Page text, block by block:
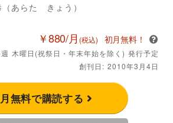
あらた きょう）
￥880/月 (税込) 初月無料！
木曜日(祝祭日・年末年始を除く) 発行予定
創刊日: 2010年3月4日
無料で購読する